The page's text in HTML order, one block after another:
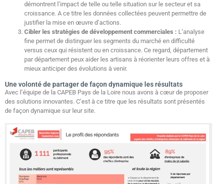
démontrent l’impact de telle ou telle situation sur le secteur et sa
croissance. A ce titre les données collectées peuvent permettre de
justifier la mise en œuvre d’actions.
Cibler les stratégies de développement commerciales : L’analyse
fine permet de distinguer les segments du marché en difficulté
versus ceux qui résistent ou en croissance. Ce regard, département
par département peux aider les artisans à réorienter leurs offres et à
mieux anticiper des évolutions à venir.
Une volonté de partager de façon dynamique les résultats
Avec l’équipe de la CAPEB Pays de la Loire nous avons à cœur de proposer
des solutions innovantes. C’est à ce titre que les résultats sont présentés
de façon dynamique sur leur site.